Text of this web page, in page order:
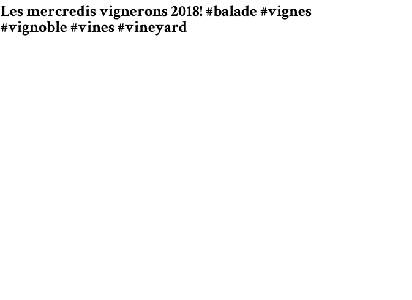
Les mercredis vignerons 2018! #balade #vignes
#vignoble #vines #vineyard